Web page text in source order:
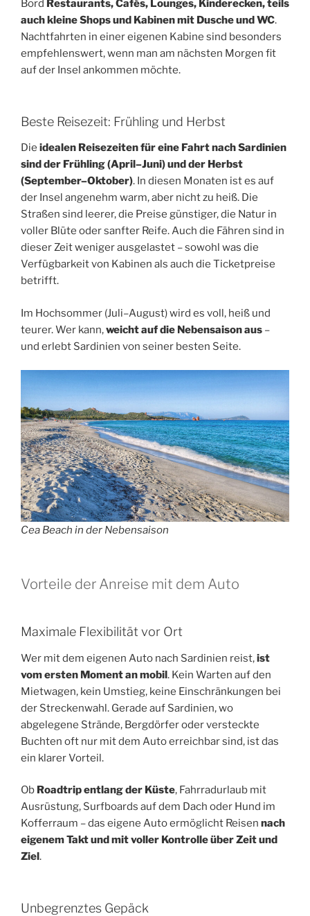
Bord Restaurants, Cafés, Lounges, Kinderecken, teils
auch kleine Shops und Kabinen mit Dusche und WC.
Nachtfahrten in einer eigenen Kabine sind besonders
empfehlenswert, wenn man am nächsten Morgen fit
auf der Insel ankommen möchte.
Beste Reisezeit: Frühling und Herbst
Die idealen Reisezeiten für eine Fahrt nach Sardinien
sind der Frühling (April–Juni) und der Herbst
(September–Oktober). In diesen Monaten ist es auf
der Insel angenehm warm, aber nicht zu heiß. Die
Straßen sind leerer, die Preise günstiger, die Natur in
voller Blüte oder sanfter Reife. Auch die Fähren sind in
dieser Zeit weniger ausgelastet – sowohl was die
Verfügbarkeit von Kabinen als auch die Ticketpreise
betrifft.
Im Hochsommer (Juli–August) wird es voll, heiß und
teurer. Wer kann,weicht auf die Nebensaison aus –
und erlebt Sardinien von seiner besten Seite.
Cea Beach in der Nebensaison
Vorteile der Anreise mit dem Auto
Maximale Flexibilität vor Ort
Wer mit dem eigenen Auto nach Sardinien reist,ist
vom ersten Moment an mobil. Kein Warten auf den
Mietwagen, kein Umstieg, keine Einschränkungen bei
der Streckenwahl. Gerade auf Sardinien, wo
abgelegene Strände, Bergdörfer oder versteckte
Buchten oft nur mit dem Auto erreichbar sind, ist das
ein klarer Vorteil.
Ob Roadtrip entlang der Küste, Fahrradurlaub mit
Ausrüstung, Surfboards auf dem Dach oder Hund im
Kofferraum – das eigene Auto ermöglicht Reisen nach
eigenem Takt und mit voller Kontrolle über Zeit und
Ziel.
Unbegrenztes Gepäck